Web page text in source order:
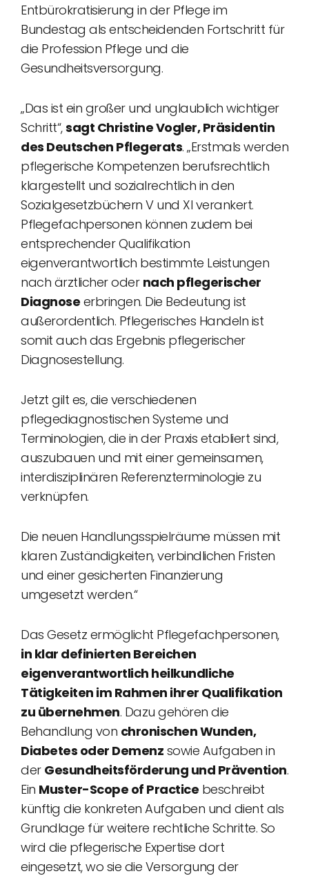
Entbürokratisierung in der Pflege im
Bundestag als entscheidenden Fortschritt für
die Profession Pflege und die
Gesundheitsversorgung.
„Das ist ein großer und unglaublich wichtiger
Schritt“,sagt Christine Vogler, Präsidentin
des Deutschen Pflegerats. „Erstmals werden
pflegerische Kompetenzen berufsrechtlich
klargestellt und sozialrechtlich in den
Sozialgesetzbüchern V und XI verankert.
Pflegefachpersonen können zudem bei
entsprechender Qualifikation
eigenverantwortlich bestimmte Leistungen
nach ärztlicher oder nach pflegerischer
Diagnose erbringen. Die Bedeutung ist
außerordentlich. Pflegerisches Handeln ist
somit auch das Ergebnis pflegerischer
Diagnosestellung.
Jetzt gilt es, die verschiedenen
pflegediagnostischen Systeme und
Terminologien, die in der Praxis etabliert sind,
auszubauen und mit einer gemeinsamen,
interdisziplinären Referenzterminologie zu
verknüpfen.
Die neuen Handlungsspielräume müssen mit
klaren Zuständigkeiten, verbindlichen Fristen
und einer gesicherten Finanzierung
umgesetzt werden.“
Das Gesetz ermöglicht Pflegefachpersonen,
in klar definierten Bereichen
eigenverantwortlich heilkundliche
Tätigkeiten im Rahmen ihrer Qualifikation
zu übernehmen. Dazu gehören die
Behandlung von chronischen Wunden,
Diabetes oder Demenz sowie Aufgaben in
der Gesundheitsförderung und Prävention.
Ein Muster-Scope of Practice beschreibt
künftig die konkreten Aufgaben und dient als
Grundlage für weitere rechtliche Schritte. So
wird die pflegerische Expertise dort
eingesetzt, wo sie die Versorgung der